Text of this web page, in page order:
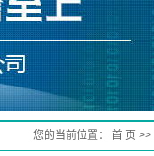
您的当前位置： 首 页 >>